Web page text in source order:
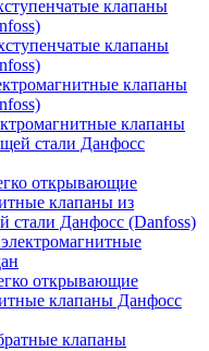
клапаны
клапаны
клапаны
клапаны
стали Данфосс
открывающие
клапаны из
стали Данфосс (Danfoss)
открывающие
клапаны Данфосс
клапаны